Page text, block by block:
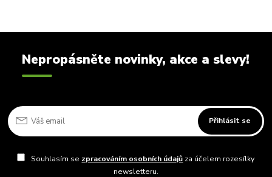
Nepropásněte novinky, akce a slevy!
Přihlásit se
Souhlasím se zpracováním osobních údajů za účelem rozesílky
newsletteru.